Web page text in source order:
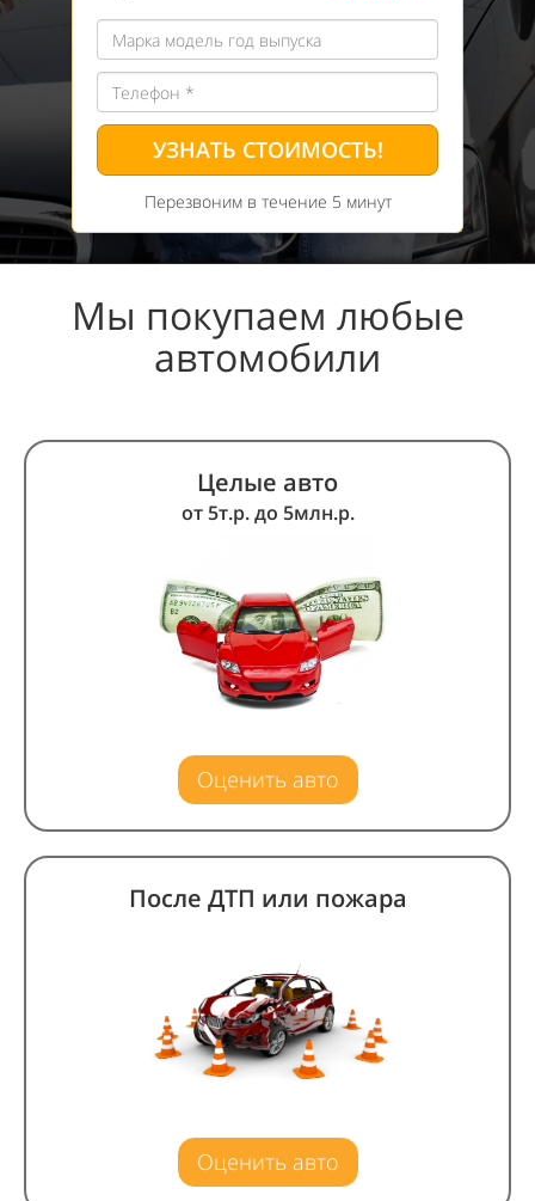
УЗНАТЬ СТОИМОСТЬ!
Перезвоним в течение 5 минут
Мы покупаем любые
автомобили
Целые авто
от 5т.р. до 5млн.р.
Оценить авто
После ДТП или пожара
Оценить авто